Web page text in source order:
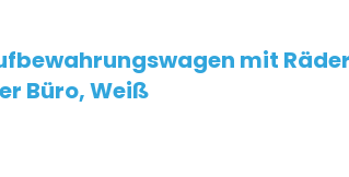
mit
Büro, Weiß